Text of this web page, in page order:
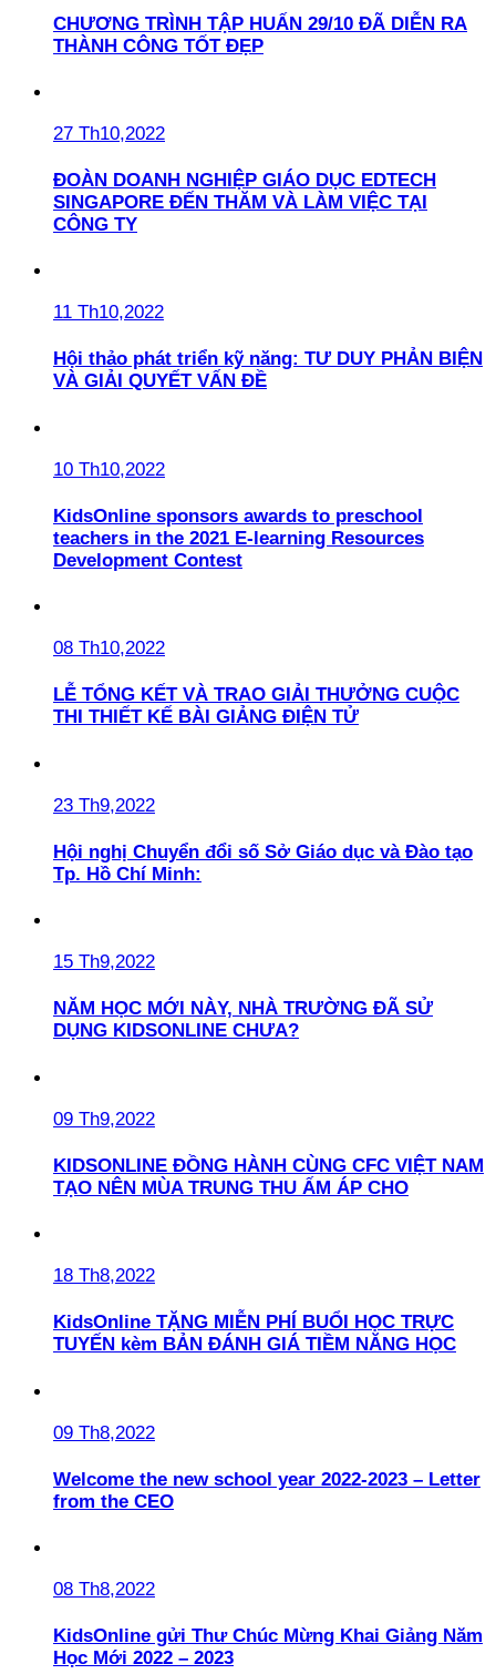
CHƯƠNG TRÌNH TẬP HUẤN 29/10 ĐÃ DIỄN RA
THÀNH CÔNG TỐT ĐẸP
27 Th10,2022
ĐOÀN DOANH NGHIỆP GIÁO DỤC EDTECH
SINGAPORE ĐẾN THĂM VÀ LÀM VIỆC TẠI
CÔNG TY
11 Th10,2022
Hội thảo phát triển kỹ năng: TƯ DUY PHẢN BIỆN
VÀ GIẢI QUYẾT VẤN ĐỀ
10 Th10,2022
KidsOnline sponsors awards to preschool
teachers in the 2021 E-learning Resources
Development Contest
08 Th10,2022
LỄ TỔNG KẾT VÀ TRAO GIẢI THƯỞNG CUỘC
THI THIẾT KẾ BÀI GIẢNG ĐIỆN TỬ
23 Th9,2022
Hội nghị Chuyển đổi số Sở Giáo dục và Đào tạo
Tp. Hồ Chí Minh:
15 Th9,2022
NĂM HỌC MỚI NÀY, NHÀ TRƯỜNG ĐÃ SỬ
DỤNG KIDSONLINE CHƯA?
09 Th9,2022
KIDSONLINE ĐỒNG HÀNH CÙNG CFC VIỆT NAM
TẠO NÊN MÙA TRUNG THU ẤM ÁP CHO
18 Th8,2022
KidsOnline TẶNG MIỄN PHÍ BUỔI HỌC TRỰC
TUYẾN kèm BẢN ĐÁNH GIÁ TIỀM NĂNG HỌC
09 Th8,2022
Welcome the new school year 2022-2023 – Letter
from the CEO
08 Th8,2022
KidsOnline gửi Thư Chúc Mừng Khai Giảng Năm
Học Mới 2022 – 2023